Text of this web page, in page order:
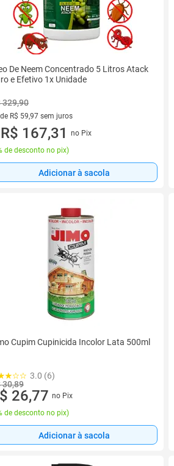
De Neem Concentrado 5 Litros Atack
e Efetivo 1x Unidade
329,90
R$ 59,97 sem juros
de R$ 59,97 sem juros
R$ 167,31
no Pix
de desconto no pix)
Adicionar à sacola
Cupim Cupinicida Incolor Lata 500ml
3.0 (6)
30,89
26,77 no Pix
de desconto no pix)
Adicionar à sacola